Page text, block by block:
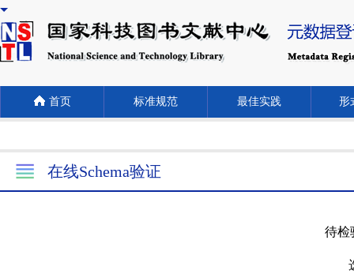
首页 标准规范 最佳实践 形
在线Schema验证
待检